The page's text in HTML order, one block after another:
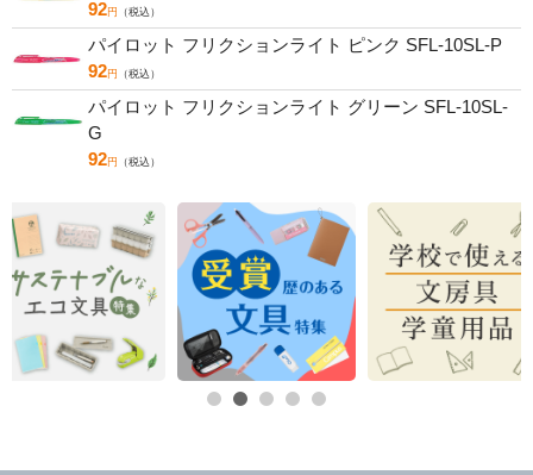
92円 （税込）
パイロット フリクションライト ピンク SFL-10SL-P
92円 （税込）
パイロット フリクションライト グリーン SFL-10SL-
G
92円 （税込）